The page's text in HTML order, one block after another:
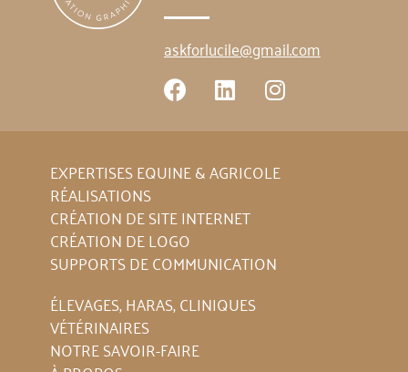
askforlucile@gmail.com
EXPERTISES EQUINE & AGRICOLE
RÉALISATIONS
CRÉATION DE SITE INTERNET
CRÉATION DE LOGO
SUPPORTS DE COMMUNICATION
ÉLEVAGES, HARAS, CLINIQUES
VÉTÉRINAIRES
NOTRE SAVOIR-FAIRE